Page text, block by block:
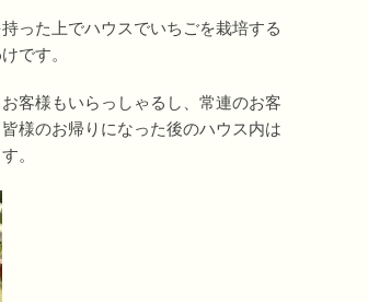
った上でハウスでいちごを栽培する
です。
客様もいらっしゃるし、常連のお客
様のお帰りになった後のハウス内は
。